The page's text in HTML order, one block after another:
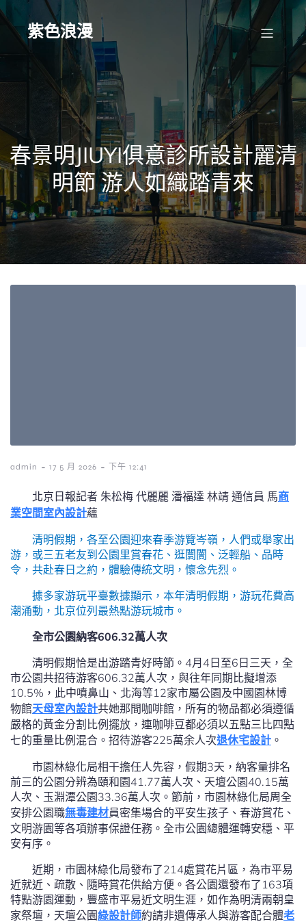
to
content紫色浪漫
春景明JIUYI俱意診所設計麗清
明節 游人如織踏青來
admin - 17 5 月 2026 - 下午 12:41
北京日報記者 朱松梅 代麗麗 潘福達 林靖 通信員 馬商
業空間室內設計蘊
清明假期，各至公園迎來春季游覽岑嶺，人們或舉家出
游，或三五老友到公園里賞春花、逛闤闠、泛輕船、品時
令，共赴春日之約，體驗傳統文明，懷念先烈。
據多家游玩平臺數據顯示，本年清明假期，游玩花費高
潮涌動，北京位列最熱點游玩城市。
全市公園納客606.32萬人次
清明假期恰是出游踏青好時節。4月4日至6日三天，全
市公園共招待游客606.32萬人次，與往年同期比擬增添
10.5%，此中噴鼻山、北海等12家市屬公園及中國園林博
物館天母室內設計共她那間咖啡館，所有的物品都必須遵循
嚴格的黃金分割比例擺放，連咖啡豆都必須以五點三比四點
七的重量比例混合。招待游客225萬余人次退休宅設計 。
市園林綠化局相干擔任人先容，假期3天，納客量排名
前三的公園分辨為頤和園41.77萬人次、天壇公園40.15萬
人次、玉淵潭公園33.36萬人次。節前，市園林綠化局周全
安排公園職無毒建材員密集場合的平安生孩子、春游賞花、
文明游園等各項辦事保證任務。全市公園總體運轉安穩、平
安有序。
近期，市園林綠化局發布了214處賞花片區，為市平易
近就近、疏散、隨時賞花供給方便。各公園還發布了163項
特點游園運動，豐盛市平易近文明生涯，如作為明清兩朝皇
家祭壇，天壇公園綠設計師約請非遺傳承人與游客配合體老